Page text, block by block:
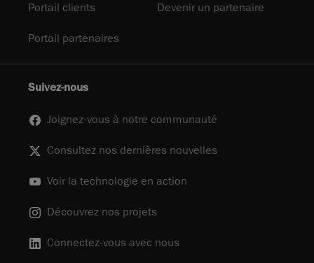
Portail clients Devenir un partenaire
Portail partenaires
Suivez-nous
Joignez-vous à notre communauté
Consultez nos dernières nouvelles
Voir la technologie en action
Découvrez nos projets
Connectez-vous avec nous